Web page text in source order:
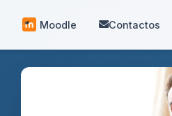
Moodle Contactos